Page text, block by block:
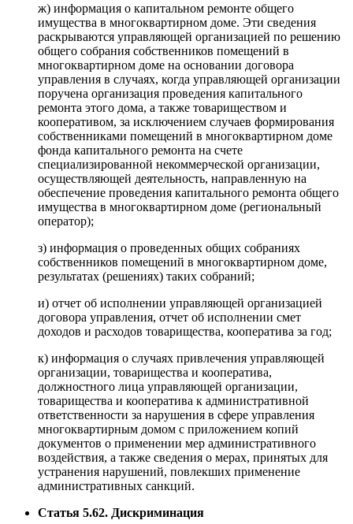
ж) информация о капитальном ремонте общего
имущества в многоквартирном доме. Эти сведения
раскрываются управляющей организацией по решению
общего собрания собственников помещений в
многоквартирном доме на основании договора
управления в случаях, когда управляющей организации
поручена организация проведения капитального
ремонта этого дома, а также товариществом и
кооперативом, за исключением случаев формирования
собственниками помещений в многоквартирном доме
фонда капитального ремонта на счете
специализированной некоммерческой организации,
осуществляющей деятельность, направленную на
обеспечение проведения капитального ремонта общего
имущества в многоквартирном доме (региональный
оператор);
з) информация о проведенных общих собраниях
собственников помещений в многоквартирном доме,
результатах (решениях) таких собраний;
и) отчет об исполнении управляющей организацией
договора управления, отчет об исполнении смет
доходов и расходов товарищества, кооператива за год;
к) информация о случаях привлечения управляющей
организации, товарищества и кооператива,
должностного лица управляющей организации,
товарищества и кооператива к административной
ответственности за нарушения в сфере управления
многоквартирным домом с приложением копий
документов о применении мер административного
воздействия, а также сведения о мерах, принятых для
устранения нарушений, повлекших применение
административных санкций.
Статья 5.62. Дискриминация